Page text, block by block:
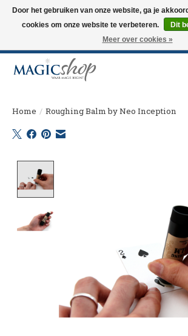
Altijd de nieuwste trucs op voorraad. Snelle verzending
Langskomen in onze winkel? Bel of mail om een
Home / Roughing Balm by Neo Inception
Door het gebruiken van onze website, ga je
cookies om onze website te verbeteren.
Dit
Meer over cookies »